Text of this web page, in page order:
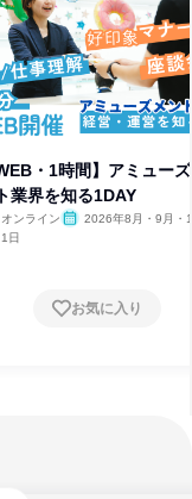
・1時間】アミュー
業界を知る1DAY
オンライン
2026年8月・9月・
1日
お気に入り